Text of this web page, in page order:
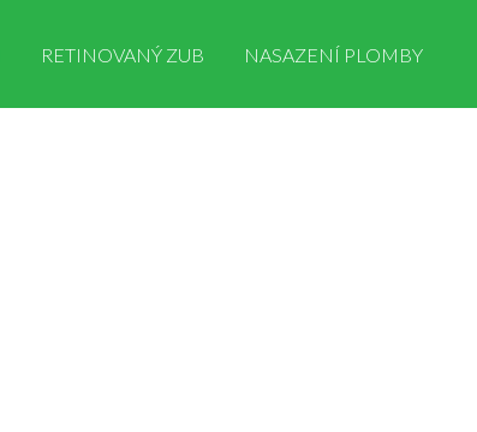
RETINOVANÝ ZUB NASAZENÍ PLOMBY